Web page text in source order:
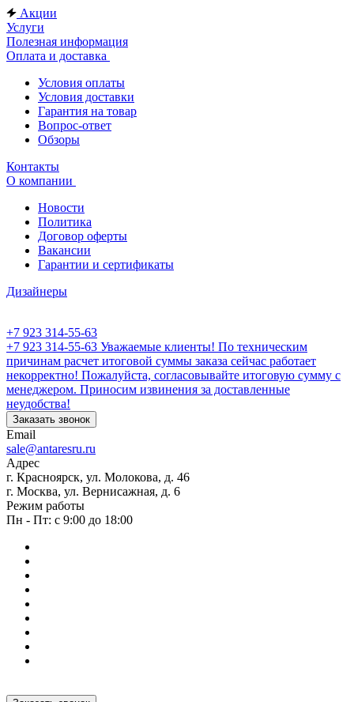
Акции
Услуги
Полезная информация
Оплата и доставка
Условия оплаты
Условия доставки
Гарантия на товар
Вопрос-ответ
Обзоры
Контакты
О компании
Новости
Политика
Договор оферты
Вакансии
Гарантии и сертификаты
Дизайнеры
+7 923 314-55-63
+7 923 314-55-63 Уважаемые клиенты! По техническим
причинам расчет итоговой суммы заказа сейчас работает
некорректно! Пожалуйста, согласовывайте итоговую сумму с
менеджером. Приносим извинения за доставленные
неудобства!
Заказать звонок
Email
sale@antaresru.ru
Адрес
г. Красноярск, ул. Молокова, д. 46
г. Москва, ул. Вернисажная, д. 6
Режим работы
Пн - Пт: с 9:00 до 18:00